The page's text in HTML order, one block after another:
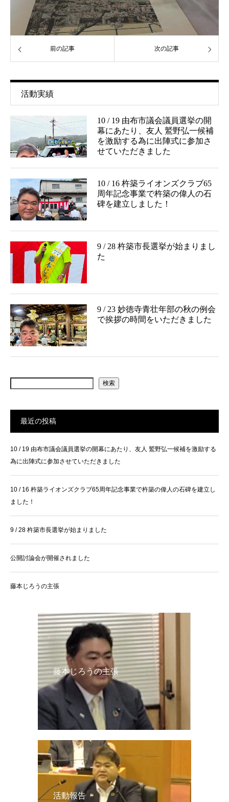
前の記事 次の記事
活動実績
10 / 19 由布市議会議員選挙の開
幕にあたり、友人 鷲野弘一候補
を激励する為に出陣式に参加さ
せていただきました
10 / 16 杵築ライオンズクラブ65
周年記念事業で杵築の偉人の石
碑を建立しました！
9 / 28 杵築市長選挙が始まりまし
た
9 / 23 妙徳寺青壮年部の秋の例会
で挨拶の時間をいただきました
検索
最近の投稿
10 / 19 由布市議会議員選挙の開幕にあたり、友人 鷲野弘一候補を激励する
為に出陣式に参加させていただきました
10 / 16 杵築ライオンズクラブ65周年記念事業で杵築の偉人の石碑を建立し
ました！
9 / 28 杵築市長選挙が始まりました
公開討論会が開催されました
藤本じろうの主張
藤本じろうの主張
活動報告